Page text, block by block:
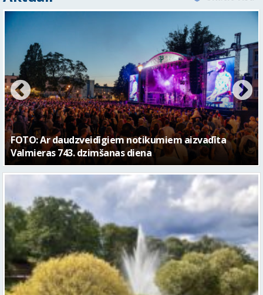
FOTO: Valmieras pilsētas svētku gājiens 2026